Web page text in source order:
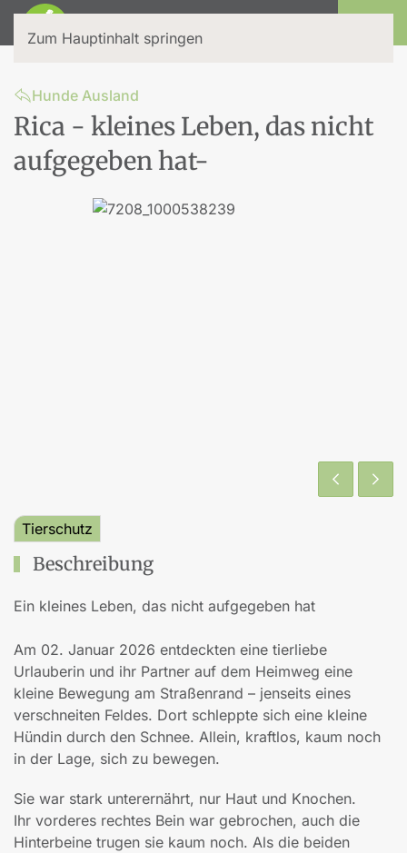
Zum Hauptinhalt springen
Hunde Ausland
Rica - kleines Leben, das nicht
aufgegeben hat-
Tierschutz
Beschreibung
Ein kleines Leben, das nicht aufgegeben hat
Am 02. Januar 2026 entdeckten eine tierliebe
Urlauberin und ihr Partner auf dem Heimweg eine
kleine Bewegung am Straßenrand – jenseits eines
verschneiten Feldes. Dort schleppte sich eine kleine
Hündin durch den Schnee. Allein, kraftlos, kaum noch
in der Lage, sich zu bewegen.
Sie war stark unterernährt, nur Haut und Knochen.
Ihr vorderes rechtes Bein war gebrochen, auch die
Hinterbeine trugen sie kaum noch. Als die beiden